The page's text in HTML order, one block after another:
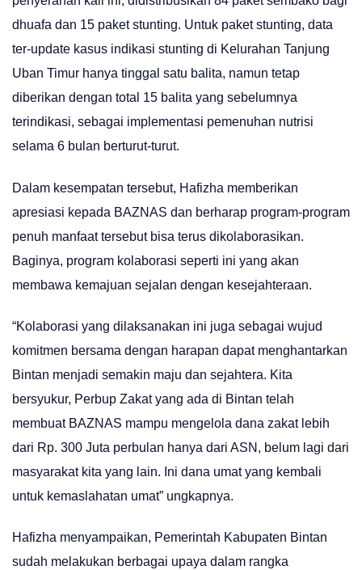
dhuafa dan 15 paket stunting. Untuk paket stunting, data
ter-update kasus indikasi stunting di Kelurahan Tanjung
Uban Timur hanya tinggal satu balita, namun tetap
diberikan dengan total 15 balita yang sebelumnya
terindikasi, sebagai implementasi pemenuhan nutrisi
selama 6 bulan berturut-turut.
Dalam kesempatan tersebut, Hafizha memberikan
apresiasi kepada BAZNAS dan berharap program-program
penuh manfaat tersebut bisa terus dikolaborasikan.
Baginya, program kolaborasi seperti ini yang akan
membawa kemajuan sejalan dengan kesejahteraan.
“Kolaborasi yang dilaksanakan ini juga sebagai wujud
komitmen bersama dengan harapan dapat menghantarkan
Bintan menjadi semakin maju dan sejahtera. Kita
bersyukur, Perbup Zakat yang ada di Bintan telah
membuat BAZNAS mampu mengelola dana zakat lebih
dari Rp. 300 Juta perbulan hanya dari ASN, belum lagi dari
masyarakat kita yang lain. Ini dana umat yang kembali
untuk kemaslahatan umat” ungkapnya.
Hafizha menyampaikan, Pemerintah Kabupaten Bintan
sudah melakukan berbagai upaya dalam rangka